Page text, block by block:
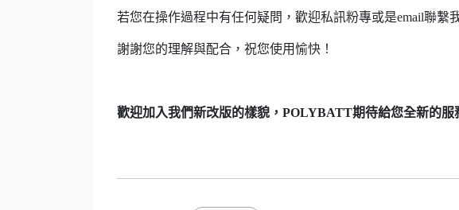
若您在操作過程中有任何疑問，歡迎私訊粉專或是email聯繫
謝謝您的理解與配合，祝您使用愉快！
歡迎加入我們新改版的樣貌，POLYBATT期待給您全新的服